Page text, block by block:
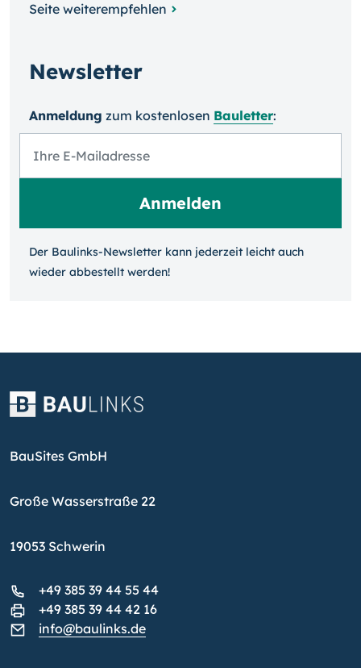
Seite weiterempfehlen
Newsletter
Anmeldung zum kosten­losen Bauletter:
Der Baulinks-Newsletter kann jeder­zeit leicht auch
wieder ab­bestellt werden!
BauSites GmbH
Große Wasserstraße 22
19053 Schwerin
+49 385 39 44 55 44
+49 385 39 44 42 16
info@baulinks.de